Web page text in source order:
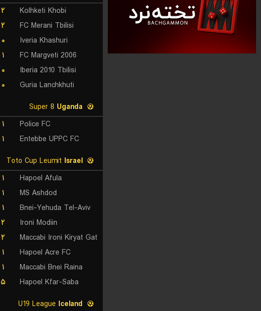
Kolhketi Khobi
۲
FC Merani Tbilisi
۲
Iveria Khashuri
۰
FC Margveti 2006
۱
Iberia 2010 Tbilisi
۰
Guria Lanchkhuti
۰
Uganda
Police FC
۱
Entebbe UPPC FC
۱
Israel
Hapoel Afula
۱
MS Ashdod
۱
Bnei-Yehuda Tel-Aviv
۱
Ironi Modiin
۲
Maccabi Ironi Kiryat Gat
۲
Hapoel Acre FC
۱
Maccabi Bnei Raina
۱
Hapoel Kfar-Saba
۵
Iceland